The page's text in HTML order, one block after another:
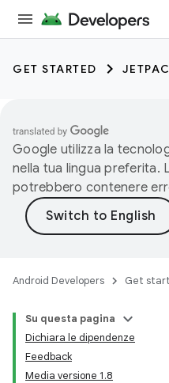
GET STARTED
Google utilizza la
nella tua lingua preferita.
potrebbero contenere
Android Developers Get
Su questa pagina
Dichiara le dipendenze
Feedback
Media versione 1.8